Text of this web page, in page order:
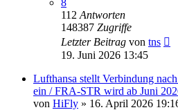
8
112 Antworten
148387 Zugriffe
Letzter Beitrag von tns
19. Juni 2026 13:45
Lufthansa stellt Verbindung
ein / FRA-STR wird ab Juni
von HiFly » 16. April 2026